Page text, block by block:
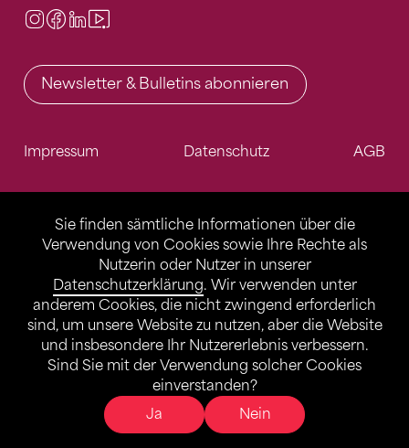
Sie finden sämtliche Informationen über die
Verwendung von Cookies sowie Ihre Rechte als
Nutzerin oder Nutzer in unserer
Datenschutzerklärung. Wir verwenden unter
anderem Cookies, die nicht zwingend erforderlich
sind, um unsere Website zu nutzen, aber die Website
und insbesondere Ihr Nutzererlebnis verbessern.
Sind Sie mit der Verwendung solcher Cookies
einverstanden?
Ja
Nein
Instagram
Facebook
LinkedIn
Newsletter & Bulletins abonnieren
Impressum Datenschutz AGB